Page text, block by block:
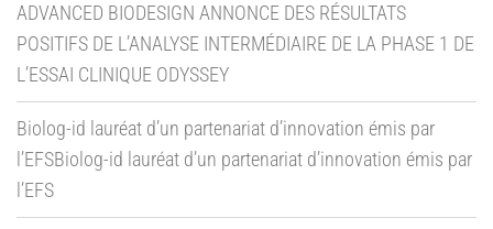
ADVANCED BIODESIGN ANNONCE DES RÉSULTATS
POSITIFS DE L’ANALYSE INTERMÉDIAIRE DE LA PHASE 1 DE
L’ESSAI CLINIQUE ODYSSEY
Biolog-id lauréat d’un partenariat d’innovation émis par
l’EFSBiolog-id lauréat d’un partenariat d’innovation émis par
l’EFS